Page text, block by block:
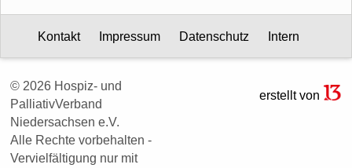
Kontakt Impressum Datenschutz Intern
© 2026 Hospiz- und
PalliativVerband
Niedersachsen e.V.
Alle Rechte vorbehalten -
Vervielfältigung nur mit
erstellt von